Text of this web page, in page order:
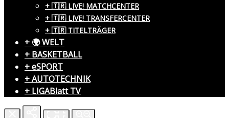
+ 🇹🇷 LIVE! MATCHCENTER
+ 🇹🇷 LIVE! TRANSFERCENTER
+ 🇹🇷 TITELTRÄGER
+ 🌍 WELT
+ BASKETBALL
+ eSPORT
+ AUTOTECHNIK
+ LIGABlatt TV